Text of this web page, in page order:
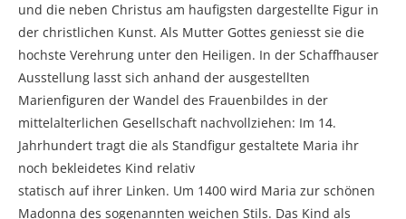
und die neben Christus am haufigsten dargestellte Figur in
der christlichen Kunst. Als Mutter Gottes geniesst sie die
hochste Verehrung unter den Heiligen. In der Schaffhauser
Ausstellung lasst sich anhand der ausgestellten
Marienfiguren der Wandel des Frauenbildes in der
mittelalterlichen Gesellschaft nachvollziehen: Im 14.
Jahrhundert tragt die als Standfigur gestaltete Maria ihr
noch bekleidetes Kind relativ
statisch auf ihrer Linken. Um 1400 wird Maria zur schönen
Madonna des sogenannten weichen Stils. Das Kind als